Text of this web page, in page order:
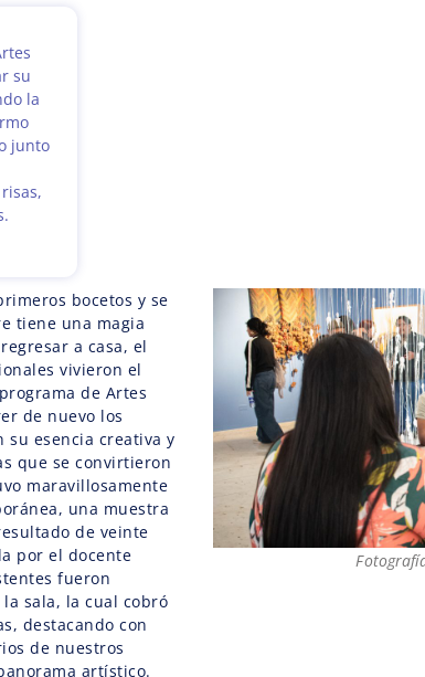
su
la
junto
bocetos y se
tiene una magia
a casa, el
vivieron el
de Artes
de nuevo los
su esencia creativa y
que se convirtieron
maravillosamente
una muestra
de veinte
por el docente
fueron
sala, la cual cobró
destacando con
de nuestros
artístico.